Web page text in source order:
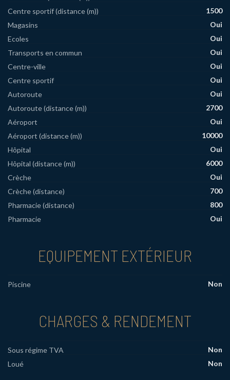
Centre sportif (distance (m))
1500
Magasins
Oui
Ecoles
Oui
Transports en commun
Oui
Centre-ville
Oui
Centre sportif
Oui
Autoroute
Oui
Autoroute (distance (m))
2700
Aéroport
Oui
Aéroport (distance (m))
10000
Hôpital
Oui
Hôpital (distance (m))
6000
Crèche
Oui
Crèche (distance)
700
Pharmacie (distance)
800
Pharmacie
Oui
EQUIPEMENT EXTÉRIEUR
Piscine Non
CHARGES & RENDEMENT
Sous régime TVA
Non
Loué
Non